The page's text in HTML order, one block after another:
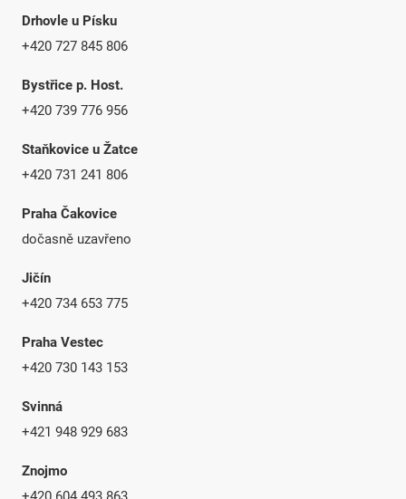
Drhovle u Písku
+420 727 845 806
Bystřice p. Host.
+420 739 776 956
Staňkovice u Žatce
+420 731 241 806
Praha Čakovice
dočasně uzavřeno
Jičín
+420 734 653 775
Praha Vestec
+420 730 143 153
Svinná
+421 948 929 683
Znojmo